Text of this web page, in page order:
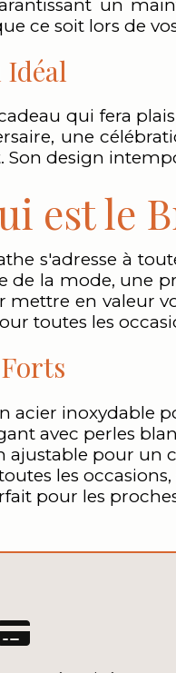
un
ce soit lors de
Idéal
qui fera
une
Son design
est le
s'adresse à
de la mode, une
mettre en valeur
toutes les
acier inoxydable
avec perles
ajustable pour un
les
pour les